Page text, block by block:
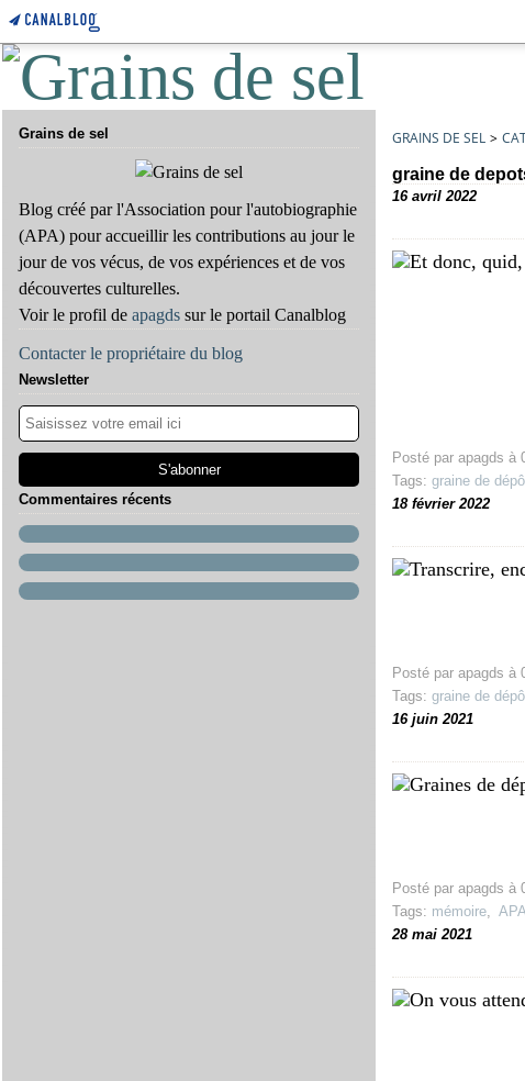
Grains de sel
Blog créé par l'Association pour l'autobiographie
(APA) pour accueillir les contributions au jour le
jour de vos vécus, de vos expériences et de vos
découvertes culturelles.
Voir le profil de apagds sur le portail Canalblog
Contacter le propriétaire du blog
Newsletter
Commentaires récents
GRAINS DE SEL >
graine de
16 avril 2022
Posté par apagds à
Tags: graine de
18 février 2022
Posté par apagds à
Tags: graine de
16 juin 2021
Posté par apagds à
Tags: mémoire,
28 mai 2021